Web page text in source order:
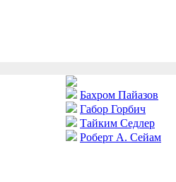
Бахром Пайазов
Габор Горбич
Тайким Седлер
Роберт А. Сейам